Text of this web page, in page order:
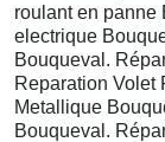
roulant en panne
electrique
Bouqueval.
Reparation Volet
Metallique
Bouqueval.